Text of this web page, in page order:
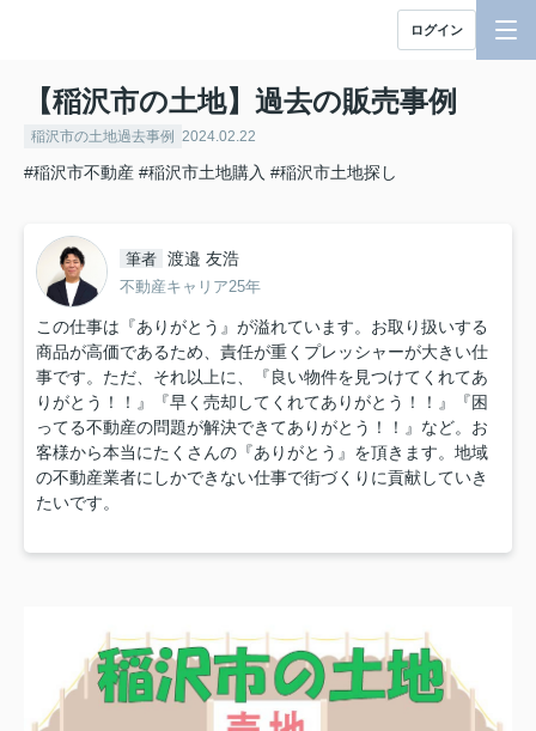
ログイン
【稲沢市の土地】過去の販売事例
稲沢市の土地過去事例 2024.02.22
#稲沢市不動産 #稲沢市土地購入 #稲沢市土地探し
筆者 渡邉 友浩
不動産キャリア25年
この仕事は『ありがとう』が溢れています。お取り扱いする
商品が高価であるため、責任が重くプレッシャーが大きい仕
事です。ただ、それ以上に、『良い物件を見つけてくれてあ
りがとう！！』『早く売却してくれてありがとう！！』『困
ってる不動産の問題が解決できてありがとう！！』など。お
客様から本当にたくさんの『ありがとう』を頂きます。地域
の不動産業者にしかできない仕事で街づくりに貢献していき
たいです。